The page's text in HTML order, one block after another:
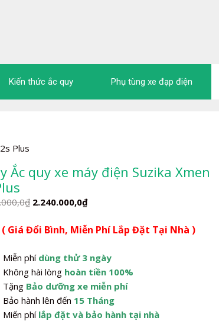
Kiến thức ắc quy Phụ tùng xe đạp điện
Plus
Ắc quy xe máy điện Suzika Xmen
₫ Giá
là:
2.240.000,0₫Giá
tại
2.240.000,0₫.
( Giá Đổi Bình, Miễn Phí Lắp Đặt Tại Nhà )
Miễn phí dùng thử 3 ngày
Không hài lòng hoàn tiền 100%
Tặng Bảo dưỡng xe miễn phí
Bảo hành lên đến 15 Tháng
Miến phí lắp đặt và bảo hành tại nhà